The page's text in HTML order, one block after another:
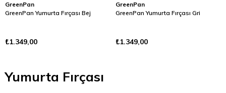
GreenPan
GreenPan Yumurta Fırçası Bej
₺1.349,00
GreenPan
GreenPan Yumurta Fırçası Gri
₺1.349,00
Yumurta Fırçası